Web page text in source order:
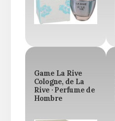
Game La Rive
Cologne, de La
Rive · Perfume de
Hombre